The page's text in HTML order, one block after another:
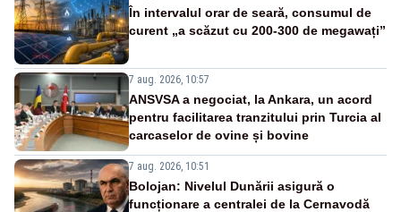
În intervalul orar de seară, consumul de
curent „a scăzut cu 200-300 de megawați”
7 aug. 2026, 10:57
ANSVSA a negociat, la Ankara, un acord
pentru facilitarea tranzitului prin Turcia al
carcaselor de ovine și bovine
7 aug. 2026, 10:51
Bolojan: Nivelul Dunării asigură o
funcționare a centralei de la Cernavodă